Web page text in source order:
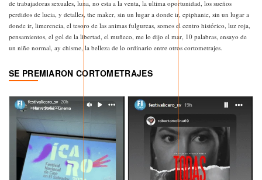
de trabajadoras sexuales, luna, no esta a la venta, la ultima oportunidad, los sueños
perdidos de lucia, y detalles, the maker, sin un lugar a donde ir, epiphanie, sin un lugar a
donde ir, limerencia, el tesoro de las animas fulgureas, somos el centro histórico, luz roja,
pensamientos, el gol de la libertad, el muñeco, me lo dijo el mar, 10 palabras, ensayo de
un niño normal, ay chisme, la belleza de lo ordinario entre otros cortometrajes.
SE PREMIARON CORTOMETRAJES